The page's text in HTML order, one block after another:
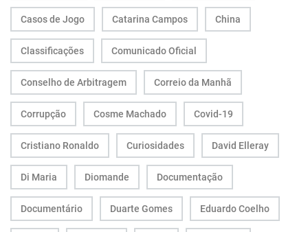
Casos de Jogo Catarina Campos China
Classificações Comunicado Oficial
Conselho de Arbitragem Correio da Manhã
Corrupção Cosme Machado Covid-19
Cristiano Ronaldo Curiosidades David Elleray
Di Maria Diomande Documentação
Documentário Duarte Gomes Eduardo Coelho